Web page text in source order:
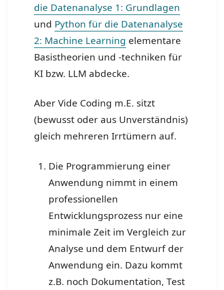
die Datenanalyse 1: Grundlagen
und Python für die Datenanalyse
2: Machine Learning elementare
Basistheorien und -techniken für
KI bzw. LLM abdecke.
Aber Vide Coding m.E. sitzt
(bewusst oder aus Unverständnis)
gleich mehreren Irrtümern auf.
Die Programmierung einer
Anwendung nimmt in einem
professionellen
Entwicklungsprozess nur eine
minimale Zeit im Vergleich zur
Analyse und dem Entwurf der
Anwendung ein. Dazu kommt
z.B. noch Dokumentation, Test